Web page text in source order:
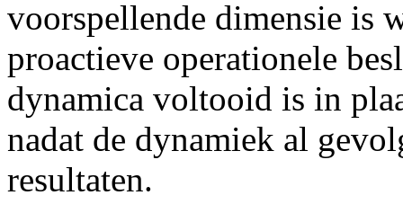
voorspellende dimensie is
proactieve operationele
dynamica voltooid is in
nadat de dynamiek al
resultaten.